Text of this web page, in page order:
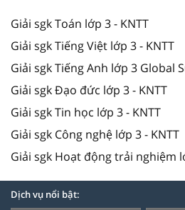
Giải sgk Toán lớp 3 - KNTT
Giải sgk Tiếng Việt lớp 3 - KNTT
Giải sgk Tiếng Anh lớp 3 Global
Giải sgk Đạo đức lớp 3 - KNTT
Giải sgk Tin học lớp 3 - KNTT
Giải sgk Công nghệ lớp 3 - KNTT
Giải sgk Hoạt động trải nghiệm
Dịch vụ nổi bật: